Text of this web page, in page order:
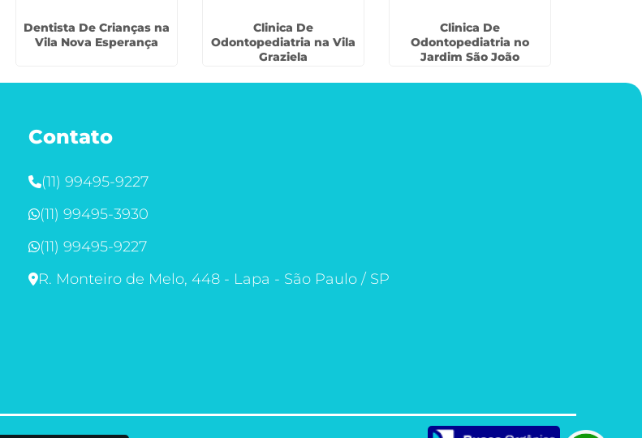
Dentista De Crianças na
Vila Nova Esperança
Clinica De
Odontopediatria na Vila
Graziela
Clinica De
Odontopediatria no
Jardim São João
Contato
(11) 99495-9227
(11) 99495-3930
(11) 99495-9227
R. Monteiro de Melo, 448 - Lapa - São Paulo / SP